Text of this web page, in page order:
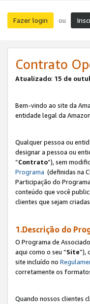
Fazer login ou
Contrato
Atualizado: 15 de
Bem-vindo ao site da
entidade legal da
Qualquer pessoa ou
designar a pessoa ou
“Contrato”), sem
Programa (definidas na
Participação do
conteúdo que você
clientes que sejam
1.Descrição do
O Programa de
aqui como o seu “Site”),
site incluído no
corretamente os
Quando nossos clientes